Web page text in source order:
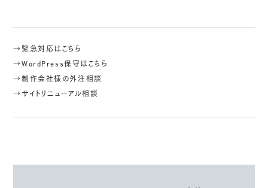
→緊急対応はこちら
→WordPress保守はこちら
→制作会社様の外注相談
→サイトリニューアル相談